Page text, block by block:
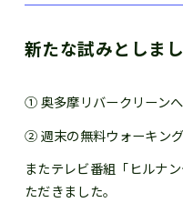
新たな試みとしまし
① 奥多摩リバークリーン
② 週末の無料ウォーキン
またテレビ番組「ヒルナ
ただきました。